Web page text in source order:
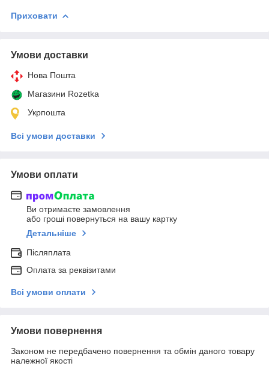
Приховати
Умови доставки
Нова Пошта
Магазини Rozetka
Укрпошта
Всі умови доставки
Умови оплати
Ви отримаєте замовлення
або гроші повернуться на вашу картку
Детальніше
Післяплата
Оплата за реквізитами
Всі умови оплати
Умови повернення
Законом не передбачено повернення та обмін даного товару
належної якості